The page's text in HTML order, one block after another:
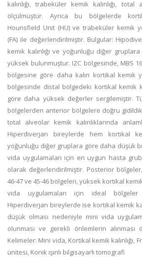
kalınlığı, trabeküler kemik kalınlığı, total
ölçülmüştür. Ayrıca bu bölgelerde
Hounsfield Unit (HU) ve trabeküler kemik
(FA) ile değerlendirilmiştir. Bulgular:
kemik kalınlığı ve yoğunluğu diğer
yüksek bulunmuştur. IZC bölgesinde, MBS
bölgesine göre daha kalın kortikal kemik
bölgesinde distal bölgedeki kortikal kemik
göre daha yüksek değerler sergilemiştir.
bölgelerden anterior bölgelere doğru
total alveolar kemik kalınlıklarında
Hiperdiverjan bireylerde hem kortikal
yoğunluğu diğer gruplara göre daha düşük
vida uygulamaları için en uygun hasta
olarak değerlendirilmiştir. Posterior
46-47 ve 45-46 bölgeleri, yüksek kortikal
vida uygulamaları için ideal bölgeler
Hiperdiverjan bireylerde ise kortikal kemik
düşük olması nedeniyle mini vida
olunması ve gerekli önlemlerin alınması
Kelimeler: Mini vida, Kortikal kemik kalınlığı,
ünitesi, Konik ışınlı bilgisayarlı tomografi